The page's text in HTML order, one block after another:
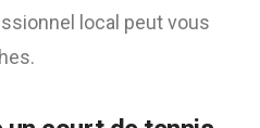
local peut vous